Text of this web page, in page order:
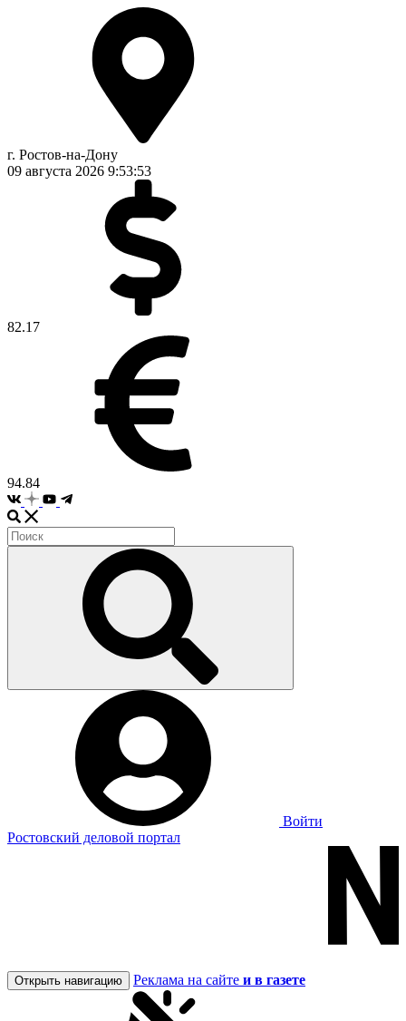
г. Ростов-на-Дону
09 августа 2026 9:53:54
82.17
94.84
Войти
Ростовский деловой портал
Открыть навигацию Реклама на сайте и в газете